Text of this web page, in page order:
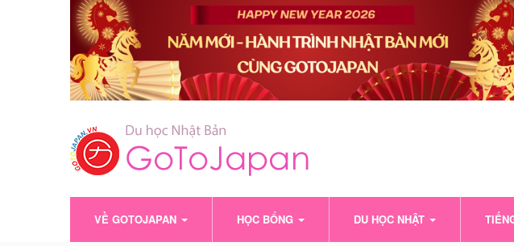
VỀ GOTOJAPAN HỌC BỔNG DU HỌC NHẬT